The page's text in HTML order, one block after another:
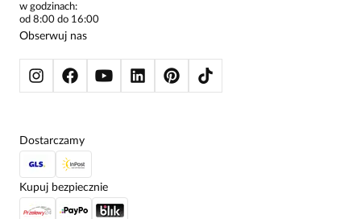
SWETRY
BLUZY
w godzinach:
od 8:00 do 16:00
Obserwuj nas
Dostarczamy
Kupuj bezpiecznie